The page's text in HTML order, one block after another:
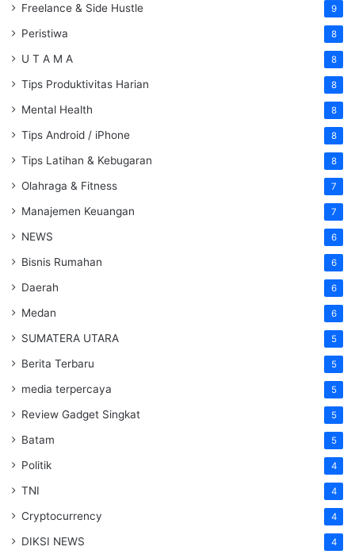
Freelance & Side Hustle 9
Peristiwa 8
U T A M A 8
Tips Produktivitas Harian 8
Mental Health 8
Tips Android / iPhone 8
Tips Latihan & Kebugaran 8
Olahraga & Fitness 7
Manajemen Keuangan 7
NEWS 6
Bisnis Rumahan 6
Daerah 6
Medan 6
SUMATERA UTARA 5
Berita Terbaru 5
media terpercaya 5
Review Gadget Singkat 5
Batam 5
Politik 4
TNI 4
Cryptocurrency 4
DIKSI NEWS 4